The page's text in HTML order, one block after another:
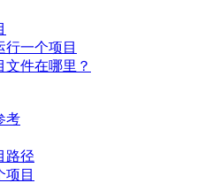
行一个项目
文件在哪里？
考
路径
项目